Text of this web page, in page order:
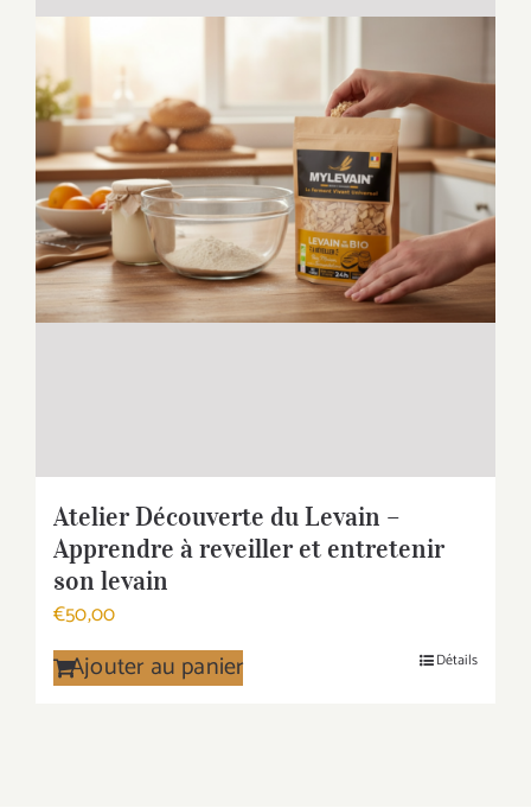
Atelier Découverte du Levain –
Apprendre à reveiller et entretenir
son levain
€50,00
Ajouter au panier Détails